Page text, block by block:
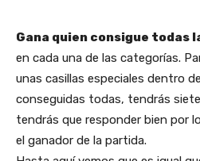
Gana quien consigue todas
en cada una de las categorías.
unas casillas especiales dentro
conseguidas todas, tendrás
tendrás que responder bien por
el ganador de la partida.